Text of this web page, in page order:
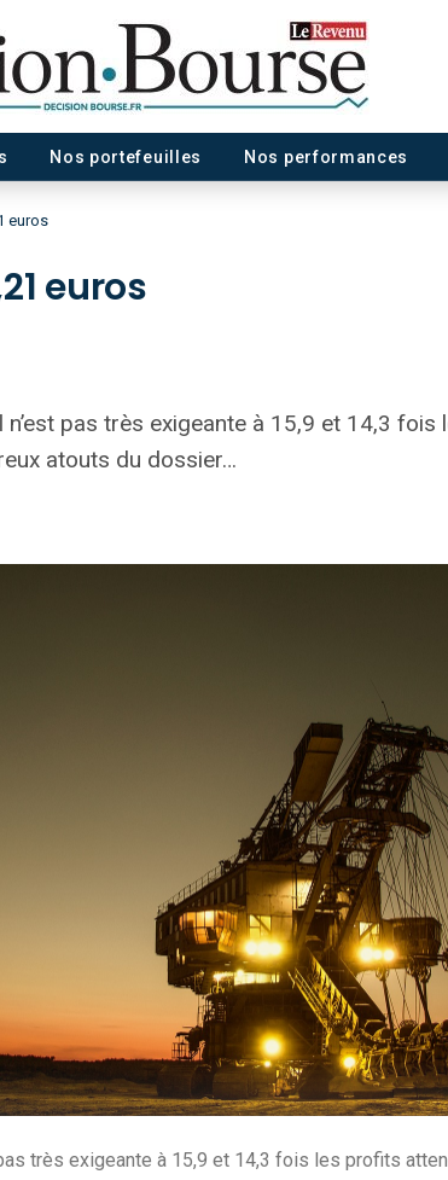
Nos portefeuilles Nos performances
euros
euros
pas très exigeante à 15,9 et 14,3
atouts du dossier…
très exigeante à 15,9 et 14,3 fois les profits